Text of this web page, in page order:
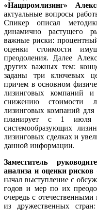
«Нацпромлизинг»
актуальные вопросы
Спикер описал
динамично растущего
важные риски:
оценки стоимости
преодоления. Далее
других важных тем:
заданы три ключевых
причем в основном
лизинговых компаний
снижению стоимости
лизинговых компаний
планирует с 1 июля
системообразующих
лизинговых сделках и
данной информации.
Заместитель
анализа и оценки рисков
начал выступление с
годов и мер по их
очередь с
из дружественных